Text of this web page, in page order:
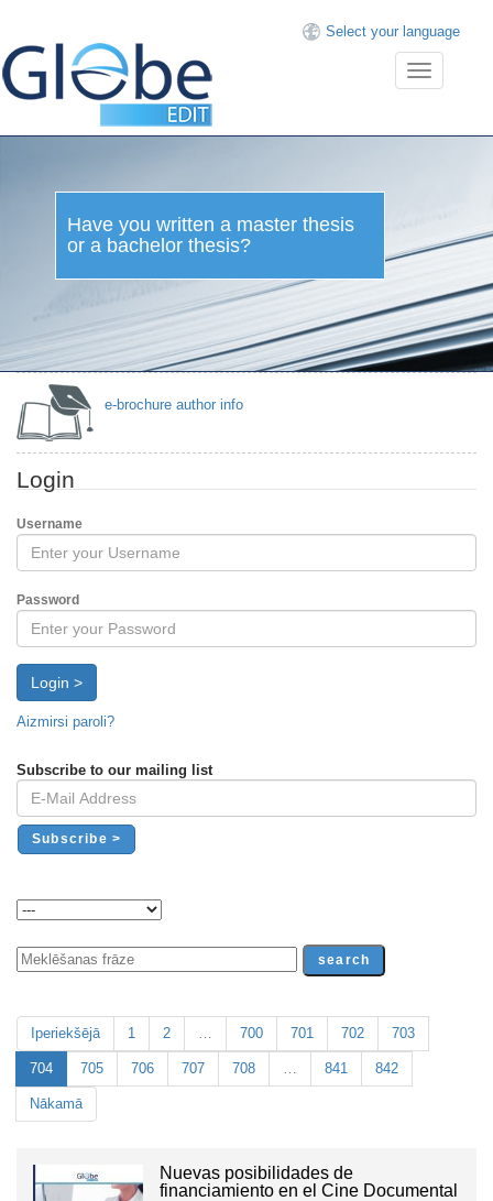
Select your language
Toggle
navigation
Have you written a master thesis
or a bachelor thesis?
e-brochure author info
Login
Username
Password
Login >
Aizmirsi paroli?
Subscribe to our mailing list
Iperiekšējā 1 2 700 701 702 703
704 705 706 707 708 841 842
Nākamā
Nuevas posibilidades de
financiamiento en el Cine Documental